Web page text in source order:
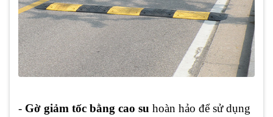
- Gờ giảm tốc bằng cao su hoàn hảo để sử dụng